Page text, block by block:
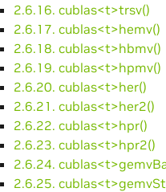
2.6.16. cublas<t>trsv()
2.6.17. cublas<t>hemv()
2.6.18. cublas<t>hbmv()
2.6.19. cublas<t>hpmv()
2.6.20. cublas<t>her()
2.6.21. cublas<t>her2()
2.6.22. cublas<t>hpr()
2.6.23. cublas<t>hpr2()
2.6.24.
2.6.25.